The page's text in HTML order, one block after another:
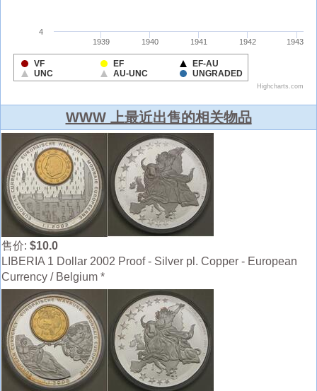
WWW 上最近出售的相关物品
售价: $10.0
LIBERIA 1 Dollar 2002 Proof - Silver pl. Copper - European
Currency / Belgium *